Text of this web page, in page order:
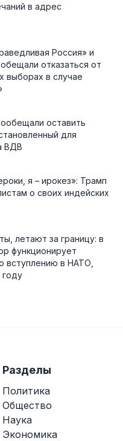
в адрес
Россия» и
отказаться от
выборах в случае
оставить
для
ВДВ
я – ирокез»: Трамп
о своих индейских
летают за границу: в
функционирует
вступлению в НАТО,
году
Разделы
Политика
Общество
Наука
Экономика